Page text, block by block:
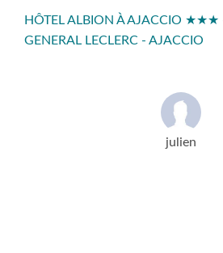
HÔTEL ALBION À AJACCIO ★★★
GENERAL LECLERC - AJACCIO
julien